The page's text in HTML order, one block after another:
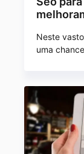
Neste
uma